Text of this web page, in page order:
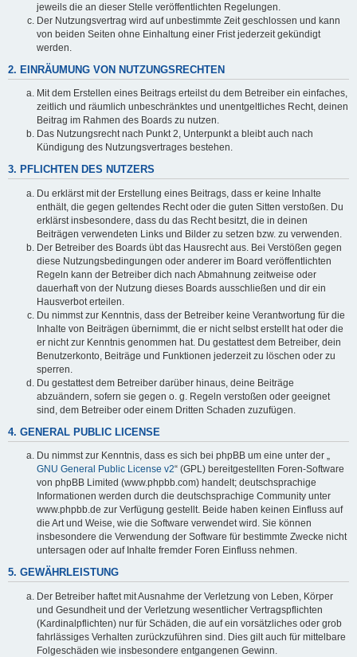
jeweils die an dieser Stelle veröffentlichten Regelungen.
Der Nutzungsvertrag wird auf unbestimmte Zeit geschlossen und kann
von beiden Seiten ohne Einhaltung einer Frist jederzeit gekündigt
werden.
2. EINRÄUMUNG VON NUTZUNGSRECHTEN
Mit dem Erstellen eines Beitrags erteilst du dem Betreiber ein einfaches,
zeitlich und räumlich unbeschränktes und unentgeltliches Recht, deinen
Beitrag im Rahmen des Boards zu nutzen.
Das Nutzungsrecht nach Punkt 2, Unterpunkt a bleibt auch nach
Kündigung des Nutzungsvertrages bestehen.
3. PFLICHTEN DES NUTZERS
Du erklärst mit der Erstellung eines Beitrags, dass er keine Inhalte
enthält, die gegen geltendes Recht oder die guten Sitten verstoßen. Du
erklärst insbesondere, dass du das Recht besitzt, die in deinen
Beiträgen verwendeten Links und Bilder zu setzen bzw. zu verwenden.
Der Betreiber des Boards übt das Hausrecht aus. Bei Verstößen gegen
diese Nutzungsbedingungen oder anderer im Board veröffentlichten
Regeln kann der Betreiber dich nach Abmahnung zeitweise oder
dauerhaft von der Nutzung dieses Boards ausschließen und dir ein
Hausverbot erteilen.
Du nimmst zur Kenntnis, dass der Betreiber keine Verantwortung für die
Inhalte von Beiträgen übernimmt, die er nicht selbst erstellt hat oder die
er nicht zur Kenntnis genommen hat. Du gestattest dem Betreiber, dein
Benutzerkonto, Beiträge und Funktionen jederzeit zu löschen oder zu
sperren.
Du gestattest dem Betreiber darüber hinaus, deine Beiträge
abzuändern, sofern sie gegen o. g. Regeln verstoßen oder geeignet
sind, dem Betreiber oder einem Dritten Schaden zuzufügen.
4. GENERAL PUBLIC LICENSE
Du nimmst zur Kenntnis, dass es sich bei phpBB um eine unter der „
GNU General Public License v2“ (GPL) bereitgestellten Foren-Software
von phpBB Limited (www.phpbb.com) handelt; deutschsprachige
Informationen werden durch die deutschsprachige Community unter
www.phpbb.de zur Verfügung gestellt. Beide haben keinen Einfluss auf
die Art und Weise, wie die Software verwendet wird. Sie können
insbesondere die Verwendung der Software für bestimmte Zwecke nicht
untersagen oder auf Inhalte fremder Foren Einfluss nehmen.
5. GEWÄHRLEISTUNG
Der Betreiber haftet mit Ausnahme der Verletzung von Leben, Körper
und Gesundheit und der Verletzung wesentlicher Vertragspflichten
(Kardinalpflichten) nur für Schäden, die auf ein vorsätzliches oder grob
fahrlässiges Verhalten zurückzuführen sind. Dies gilt auch für mittelbare
Folgeschäden wie insbesondere entgangenen Gewinn.